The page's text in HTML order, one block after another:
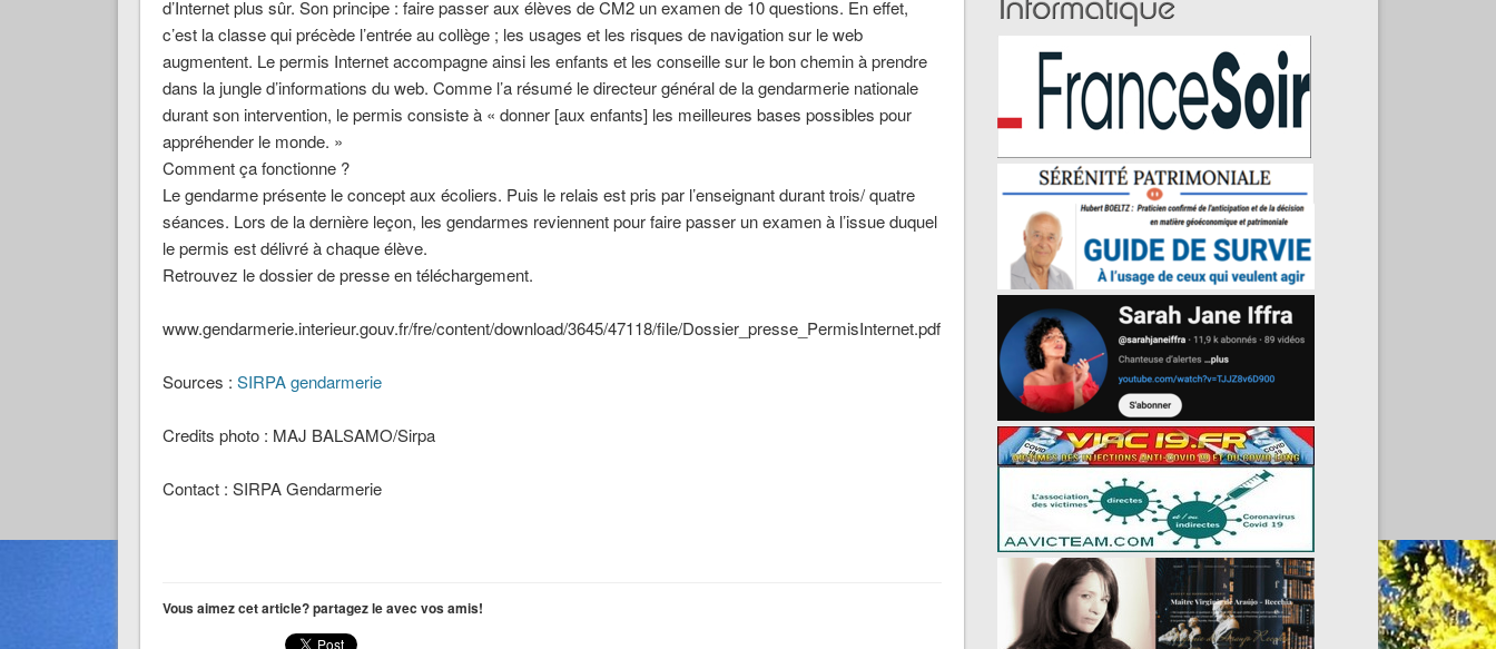
d’Internet plus sûr. Son principe : faire passer aux élèves de CM2 un examen de 10 questions. En effet,
c’est la classe qui précède l’entrée au collège ; les usages et les risques de navigation sur le web
augmentent. Le permis Internet accompagne ainsi les enfants et les conseille sur le bon chemin à prendre
dans la jungle d’informations du web. Comme l’a résumé le directeur général de la gendarmerie nationale
durant son intervention, le permis consiste à « donner [aux enfants] les meilleures bases possibles pour
appréhender le monde. »
Comment ça fonctionne ?
Le gendarme présente le concept aux écoliers. Puis le relais est pris par l’enseignant durant trois/ quatre
séances. Lors de la dernière leçon, les gendarmes reviennent pour faire passer un examen à l’issue duquel
le permis est délivré à chaque élève.
Retrouvez le dossier de presse en téléchargement.
www.gendarmerie.interieur.gouv.fr/fre/content/download/3645/47118/file/Dossier_presse_PermisInternet.pdf
Sources : SIRPA gendarmerie
Credits photo : MAJ BALSAMO/Sirpa
Contact : SIRPA Gendarmerie
Vous aimez cet article? partagez le avec vos amis!